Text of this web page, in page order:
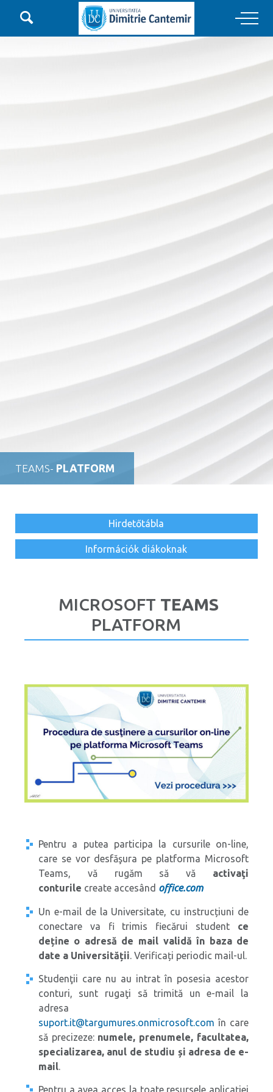

Main Navigation
TEAMS- PLATFORM
Hirdetőtábla
Információk diákoknak
MICROSOFT TEAMS
PLATFORM
Pentru a putea participa la cursurile on-line,
care se vor desfăşura pe platforma Microsoft
Teams, vă rugăm să vă activaţi
conturile create accesând office.com
Un e-mail de la Universitate, cu instrucțiuni de
conectare va fi trimis fiecărui student ce
deține o adresă de mail validă în baza de
date a Universității . Verificați periodic mail-ul.
Studenţii care nu au intrat în posesia acestor
conturi, sunt rugaţi să trimită un e-mail la
adresa
suport.it@targumures.onmicrosoft.com în care
să precizeze: numele, prenumele, facultatea,
specializarea, anul de studiu și adresa de e-
mail.
Pentru a avea acces la toate resursele aplicaţiei